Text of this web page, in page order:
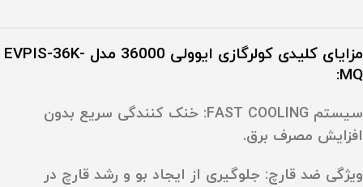
مزایای کلیدی کولرگازی ایوولی 36000 مدل EVPIS-36K-
MQ:
سیستم FAST COOLING : خنک‌ کنندگی سریع بدون
افزایش مصرف برق.
ویژگی ضد قارچ: جلوگیری از ایجاد بو و رشد قارچ در